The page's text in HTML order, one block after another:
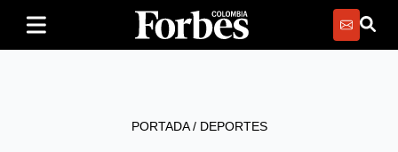
PORTADA/ DEPORTES